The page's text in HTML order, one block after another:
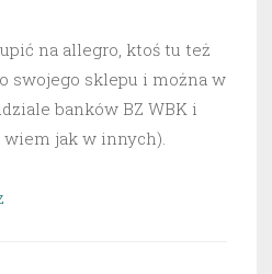
na allegro, ktoś tu też
swojego sklepu i można w
banków BZ WBK i
wiem jak w innych).